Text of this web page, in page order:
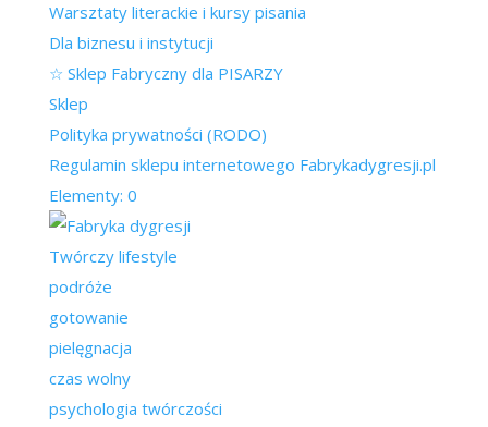
Warsztaty literackie i kursy pisania
Dla biznesu i instytucji
☆ Sklep Fabryczny dla PISARZY
Sklep
Polityka prywatności (RODO)
Regulamin sklepu internetowego Fabrykadygresji.pl
Elementy: 0
Twórczy lifestyle
podróże
gotowanie
pielęgnacja
czas wolny
psychologia twórczości